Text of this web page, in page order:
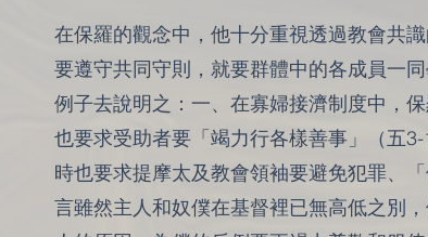
在保羅的觀念中，他十分重視透過教會共
要遵守共同守則，就要群體中的各成員一
例子去說明之：一、在寡婦接濟制度中，
也要求受助者要「竭力行各樣善事」（五
時也要求提摩太及教會領袖要避免犯罪、
言雖然主人和奴僕在基督裡已無高低之別